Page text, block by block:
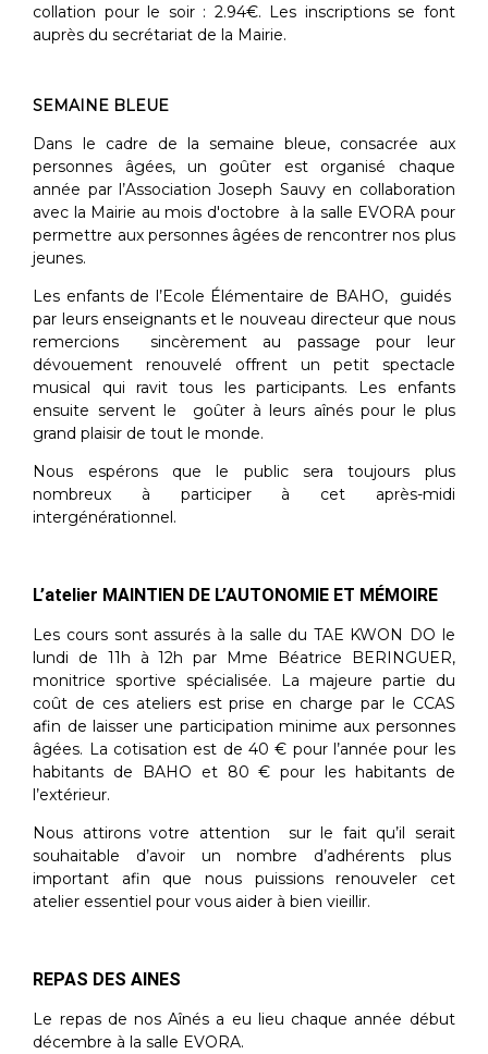
collation pour le soir : 2.94€. Les inscriptions se font
auprès du secrétariat de la Mairie.
SEMAINE BLEUE
Dans le cadre de la semaine bleue, consacrée aux
personnes âgées, un goûter est organisé chaque
année par l’Association Joseph Sauvy en collaboration
avec la Mairie au mois d'octobre à la salle EVORA pour
permettre aux personnes âgées de rencontrer nos plus
jeunes.
Les enfants de l’Ecole Élémentaire de BAHO, guidés
par leurs enseignants et le nouveau directeur que nous
remercions sincèrement au passage pour leur
dévouement renouvelé offrent un petit spectacle
musical qui ravit tous les participants. Les enfants
ensuite servent le goûter à leurs aînés pour le plus
grand plaisir de tout le monde.
Nous espérons que le public sera toujours plus
nombreux à participer à cet après-midi
intergénérationnel.
L’atelier MAINTIEN DE L’AUTONOMIE ET MÉMOIRE
Les cours sont assurés à la salle du TAE KWON DO le
lundi de 11h à 12h par Mme Béatrice BERINGUER,
monitrice sportive spécialisée. La majeure partie du
coût de ces ateliers est prise en charge par le CCAS
afin de laisser une participation minime aux personnes
âgées. La cotisation est de 40 € pour l’année pour les
habitants de BAHO et 80 € pour les habitants de
l’extérieur.
Nous attirons votre attention sur le fait qu’il serait
souhaitable d’avoir un nombre d’adhérents plus
important afin que nous puissions renouveler cet
atelier essentiel pour vous aider à bien vieillir.
REPAS DES AINES
Le repas de nos Aînés a eu lieu chaque année début
décembre à la salle EVORA.